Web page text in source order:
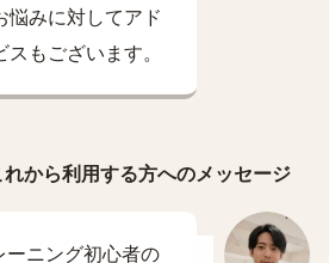
悩みに対してアド
もございます。
から利用する方へのメッセージ
ニング初心者の